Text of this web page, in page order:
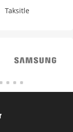
Taksitle